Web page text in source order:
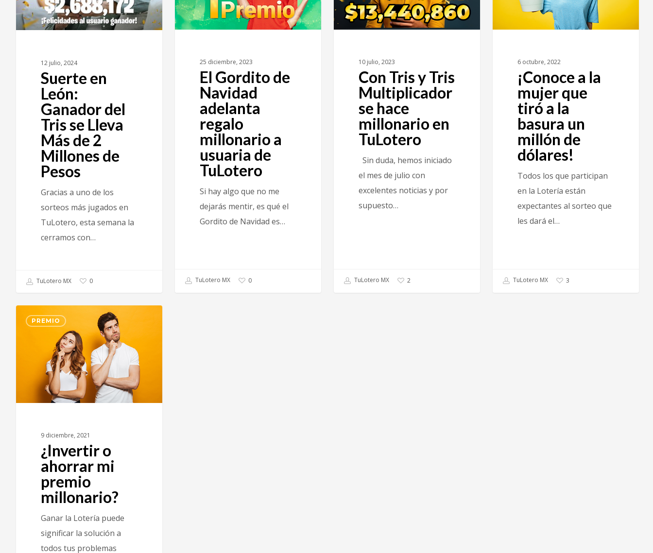
12 julio, 2024
Suerte en
León:
Ganador del
Tris se Lleva
Más de 2
Millones de
Pesos
Gracias a uno de los
sorteos más jugados en
TuLotero, esta semana la
cerramos con…
TuLotero MX 0
25 diciembre, 2023
El Gordito de
Navidad
adelanta
regalo
millonario a
usuaria de
TuLotero
Si hay algo que no me
dejarás mentir, es qué el
Gordito de Navidad es…
TuLotero MX 0
10 julio, 2023
Con Tris y Tris
Multiplicador
se hace
millonario en
TuLotero
Sin duda, hemos iniciado
el mes de julio con
excelentes noticias y por
supuesto…
TuLotero MX 2
6 octubre, 2022
¡Conoce a la
mujer que
tiró a la
basura un
millón de
dólares!
Todos los que participan
en la Lotería están
expectantes al sorteo que
les dará el…
TuLotero MX 3
PREMIO
9 diciembre, 2021
¿Invertir o
ahorrar mi
premio
millonario?
Ganar la Lotería puede
significar la solución a
todos tus problemas